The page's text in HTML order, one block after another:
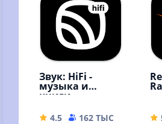
Звук: HiFi -
музыка и
книги
4.5 162 ТЫС
56.57